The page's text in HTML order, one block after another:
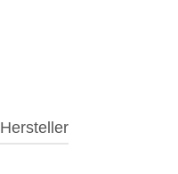
Hersteller